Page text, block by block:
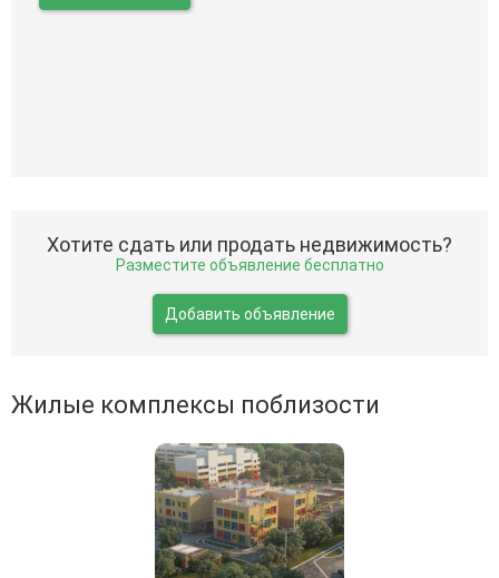
Хотите сдать или продать недвижимость?
Разместите объявление бесплатно
Добавить объявление
Жилые комплексы поблизости